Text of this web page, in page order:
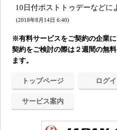
10日付ポストトゥデーなどに
(2018年8月14日 6:40)
※有料サービスをご契約の企業に
契約をご検討の際は２週間の無
ます。
トップページ ログ
サービス案内